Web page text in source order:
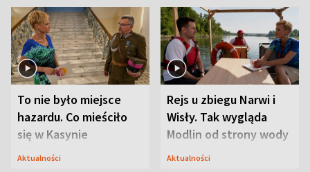
To nie było miejsce
hazardu. Co mieściło
się w Kasynie
Oficerskim?
Aktualności
Rejs u zbiegu Narwi i
Wisły. Tak wygląda
Modlin od strony wody
Aktualności